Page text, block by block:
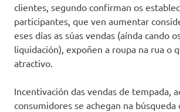
clientes, segundo confirman os
participantes, que ven aumentar
eses días as súas vendas (aínda cando
liquidación), expoñen a roupa na rua o
atractivo.
Incentivación das vendas de tempada,
consumidores se achegan na búsqueda